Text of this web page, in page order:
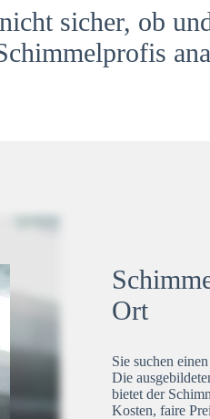
sicher, ob
Ort
Sie suchen
Die
bietet der
Kosten, faire